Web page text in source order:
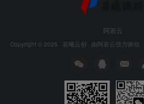
阿若云
Copyright © 2025 · 若曦云创 · 由阿若云强力驱动. ·